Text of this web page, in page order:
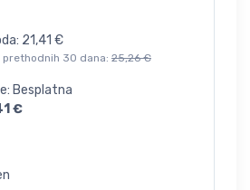
21,41 €
prethodnih 30 dana: 25,26 €
Besplatna
€